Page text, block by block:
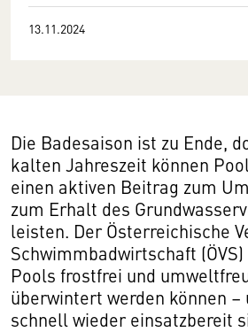
13.11.2024
Die Badesaison ist zu Ende,
kalten Jahreszeit können
einen aktiven Beitrag zum
zum Erhalt des
leisten. Der Österreichische
Schwimmbadwirtschaft
Pools frostfrei und
überwintert werden können
schnell wieder einsatzbereit